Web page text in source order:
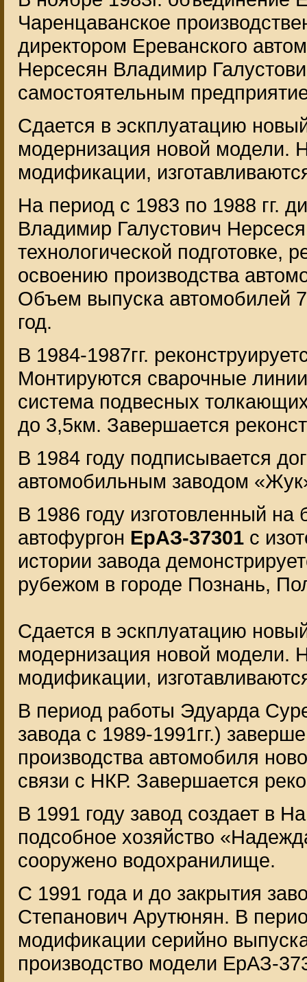
Чаренцаванское
директором Ереванского
Нерсесян Владимир
самостоятельным
Сдается в эскплуатацию
модернизация новой модели.
модификации,
На период с 1983 по 1988 гг.
Владимир Галустович
технологической подготовке,
освоению производства
Объем выпуска автомобилей
год.
В 1984-1987гг.
Монтируются сварочные
система подвесных
до 3,5км. Завершается
В 1984 году подписывается
автомобильным заводом
В 1986 году изготовленный
автофургон ЕрАЗ-37301 с
истории завода
рубежом в городе Познань,
Сдается в эскплуатацию
модернизация новой модели.
модификации,
В период работы Эдуарда
завода с 1989-1991гг.)
производства автомобиля
связи с НКР. Завершается
В 1991 году завод создает в
подсобное хозяйство
сооружено водохранилище.
С 1991 года и до закрытия
Степанович Арутюнян. В
модификации серийно
производство модели ЕрАЗ-